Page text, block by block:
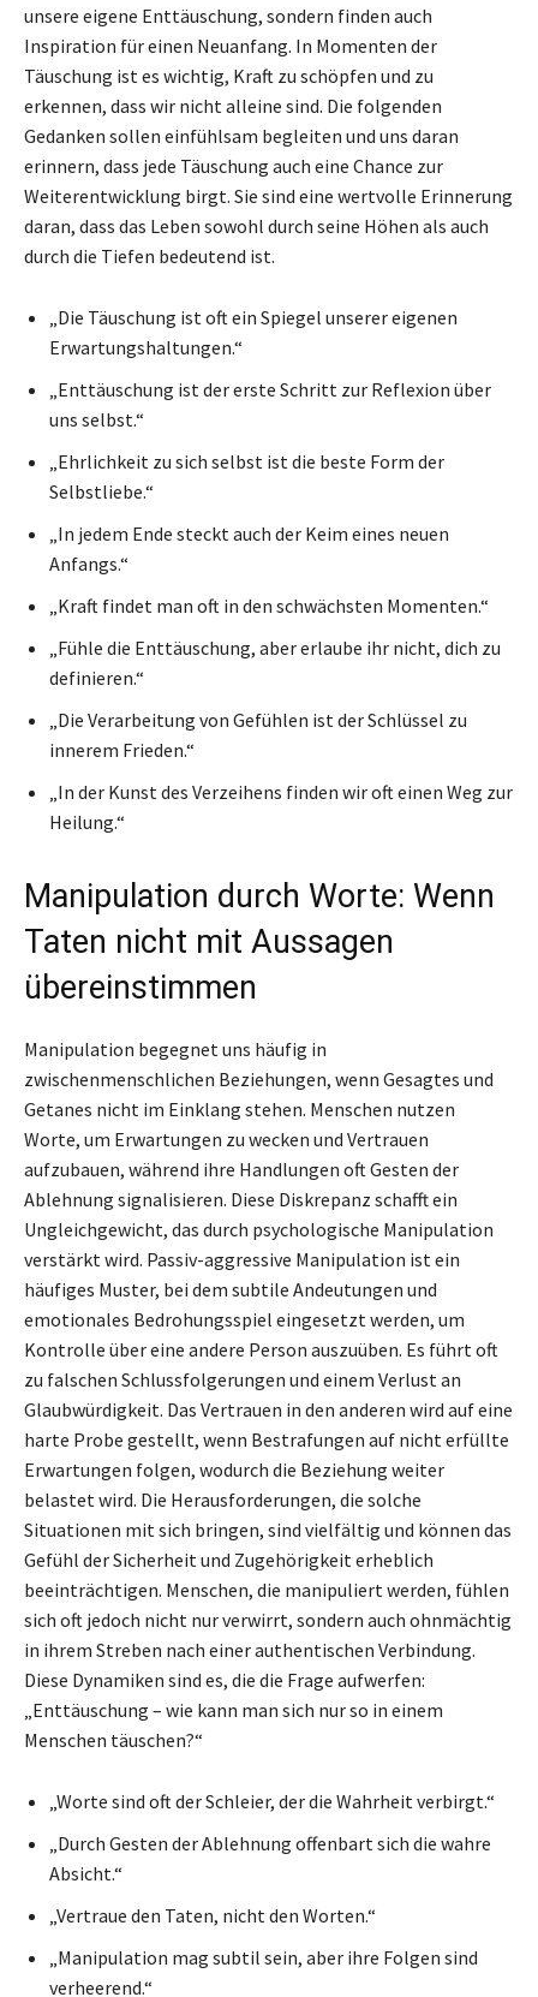
unsere eigene Enttäuschung, sondern finden auch
Inspiration für einen Neuanfang. In Momenten der
Täuschung ist es wichtig, Kraft zu schöpfen und zu
erkennen, dass wir nicht alleine sind. Die folgenden
Gedanken sollen einfühlsam begleiten und uns daran
erinnern, dass jede Täuschung auch eine Chance zur
Weiterentwicklung birgt. Sie sind eine wertvolle Erinnerung
daran, dass das Leben sowohl durch seine Höhen als auch
durch die Tiefen bedeutend ist.
„Die Täuschung ist oft ein Spiegel unserer eigenen
Erwartungshaltungen.“
„Enttäuschung ist der erste Schritt zur Reflexion über
uns selbst.“
„Ehrlichkeit zu sich selbst ist die beste Form der
Selbstliebe.“
„In jedem Ende steckt auch der Keim eines neuen
Anfangs.“
„Kraft findet man oft in den schwächsten Momenten.“
„Fühle die Enttäuschung, aber erlaube ihr nicht, dich zu
definieren.“
„Die Verarbeitung von Gefühlen ist der Schlüssel zu
innerem Frieden.“
„In der Kunst des Verzeihens finden wir oft einen Weg zur
Heilung.“
Manipulation durch Worte: Wenn
Taten nicht mit Aussagen
übereinstimmen
Manipulation begegnet uns häufig in
zwischenmenschlichen Beziehungen, wenn Gesagtes und
Getanes nicht im Einklang stehen. Menschen nutzen
Worte, um Erwartungen zu wecken und Vertrauen
aufzubauen, während ihre Handlungen oft Gesten der
Ablehnung signalisieren. Diese Diskrepanz schafft ein
Ungleichgewicht, das durch psychologische Manipulation
verstärkt wird. Passiv-aggressive Manipulation ist ein
häufiges Muster, bei dem subtile Andeutungen und
emotionales Bedrohungsspiel eingesetzt werden, um
Kontrolle über eine andere Person auszuüben. Es führt oft
zu falschen Schlussfolgerungen und einem Verlust an
Glaubwürdigkeit. Das Vertrauen in den anderen wird auf eine
harte Probe gestellt, wenn Bestrafungen auf nicht erfüllte
Erwartungen folgen, wodurch die Beziehung weiter
belastet wird. Die Herausforderungen, die solche
Situationen mit sich bringen, sind vielfältig und können das
Gefühl der Sicherheit und Zugehörigkeit erheblich
beeinträchtigen. Menschen, die manipuliert werden, fühlen
sich oft jedoch nicht nur verwirrt, sondern auch ohnmächtig
in ihrem Streben nach einer authentischen Verbindung.
Diese Dynamiken sind es, die die Frage aufwerfen:
„Enttäuschung – wie kann man sich nur so in einem
Menschen täuschen?“
„Worte sind oft der Schleier, der die Wahrheit verbirgt.“
„Durch Gesten der Ablehnung offenbart sich die wahre
Absicht.“
„Vertraue den Taten, nicht den Worten.“
„Manipulation mag subtil sein, aber ihre Folgen sind
verheerend.“